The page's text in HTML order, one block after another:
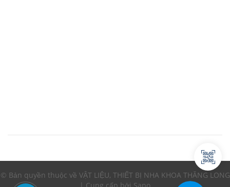
© Bản quyền thuộc về VẬT LIỆU, THIẾT BỊ NHA KHOA THĂNG LONG
| Cung cấp bởi Sapo